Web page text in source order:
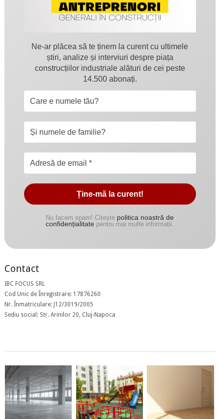
Ne-ar plăcea să te ținem la curent cu ultimele
știri, analize și interviuri despre piața
construcțiilor industriale alături de cei peste
14.500 abonați.
Nu facem spam! Citește politica noastră de
confidențialitate pentru mai multe informații.
Contact
IBC FOCUS SRL
Cod Unic de Înregistrare: 17876260
Nr. Înmatriculare: J12/3019/2005
Sediu social: Str. Arinilor 20, Cluj-Napoca